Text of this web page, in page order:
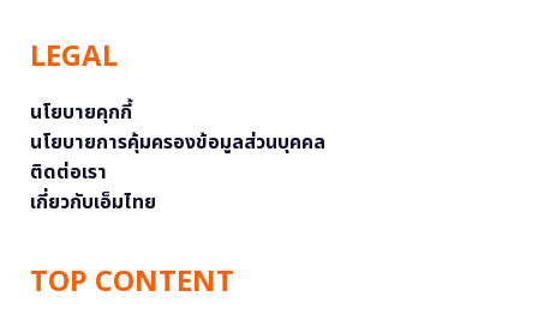
LEGAL
นโยบายคุกกี้
นโยบายการคุ้มครองข้อมูลส่วนบุคคล
ติดต่อเรา
เกี่ยวกับเอ็มไทย
TOP CONTENT